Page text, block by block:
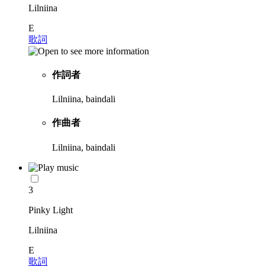
Lilniina
E
歌詞
作詞者
Lilniina, baindali
作曲者
Lilniina, baindali
3
Pinky Light
Lilniina
E
歌詞